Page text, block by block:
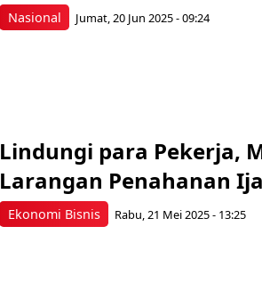
Nasional Jumat, 20 Jun 2025 - 09:24
Ekonomi Bisnis
Lindungi para Pekerja,
Larangan Penahanan
Rabu, 21 Mei 2025 - 13:25